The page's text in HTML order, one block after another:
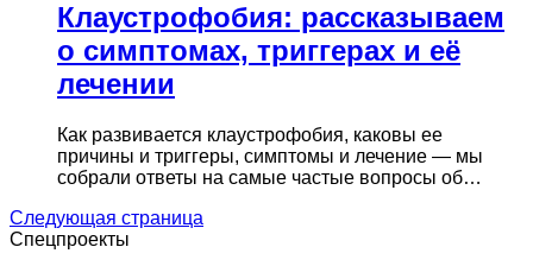
Клаустрофобия: рассказываем
о симптомах, триггерах и её
лечении
Как развивается клаустрофобия, каковы ее
причины и триггеры, симптомы и лечение — мы
собрали ответы на самые частые вопросы об…
Следующая страница
Спецпроекты